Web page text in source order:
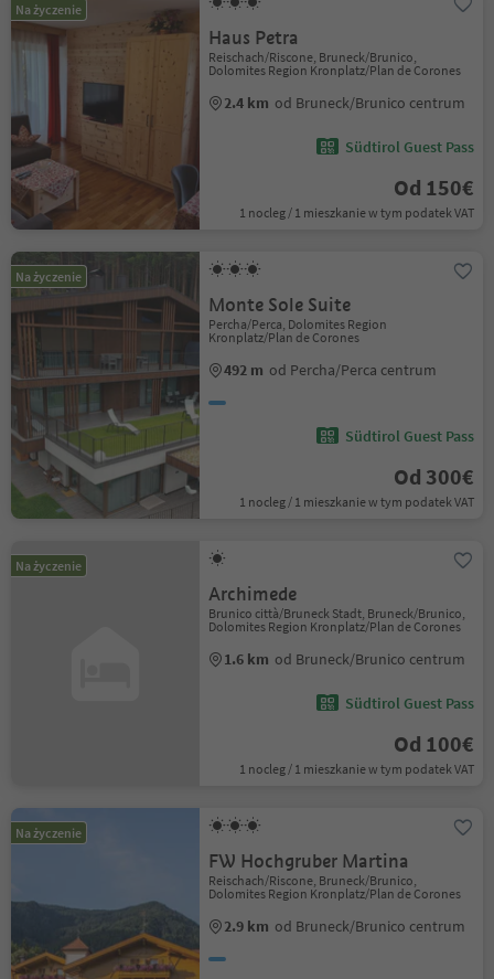
Na życzenie
Haus Petra
Reischach/Riscone, Bruneck/Brunico,
Dolomites Region Kronplatz/Plan de Corones
2.4 km od Bruneck/Brunico centrum
Südtirol Guest Pass
Od 150€
1 nocleg / 1 mieszkanie w tym podatek VAT
Na życzenie
Monte Sole Suite
Percha/Perca, Dolomites Region
Kronplatz/Plan de Corones
492 m od Percha/Perca centrum
Südtirol Guest Pass
Od 300€
1 nocleg / 1 mieszkanie w tym podatek VAT
Na życzenie
Archimede
Brunico città/Bruneck Stadt, Bruneck/Brunico,
Dolomites Region Kronplatz/Plan de Corones
1.6 km od Bruneck/Brunico centrum
Südtirol Guest Pass
Od 100€
1 nocleg / 1 mieszkanie w tym podatek VAT
Na życzenie
FW Hochgruber Martina
Reischach/Riscone, Bruneck/Brunico,
Dolomites Region Kronplatz/Plan de Corones
2.9 km od Bruneck/Brunico centrum